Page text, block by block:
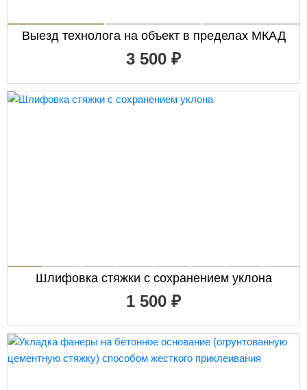
Выезд технолога на объект в пределах МКАД
3 500 ₽
Шлифовка стяжки с сохранением уклона
1 500 ₽